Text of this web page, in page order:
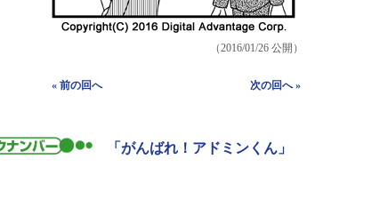
（2016/01/26 公開）
« 前の回へ 次の回へ »
「がんばれ！アドミンくん」